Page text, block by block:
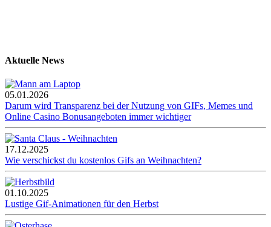
Aktuelle News
05.01.2026
Darum wird Transparenz bei der Nutzung von GIFs, Memes und
Online Casino Bonusangeboten immer wichtiger
17.12.2025
Wie verschickst du kostenlos Gifs an Weihnachten?
01.10.2025
Lustige Gif-Animationen für den Herbst